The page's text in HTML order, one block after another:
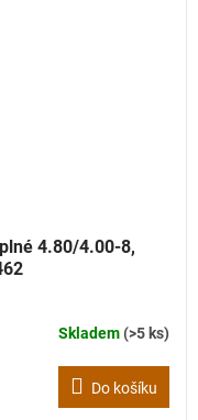
4.80/4.00-8,
Skladem(>5 ks)
Do košíku